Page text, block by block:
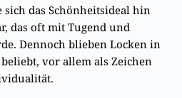
das Schönheitsideal hin
das oft mit Tugend und
Dennoch blieben Locken in
vor allem als Zeichen